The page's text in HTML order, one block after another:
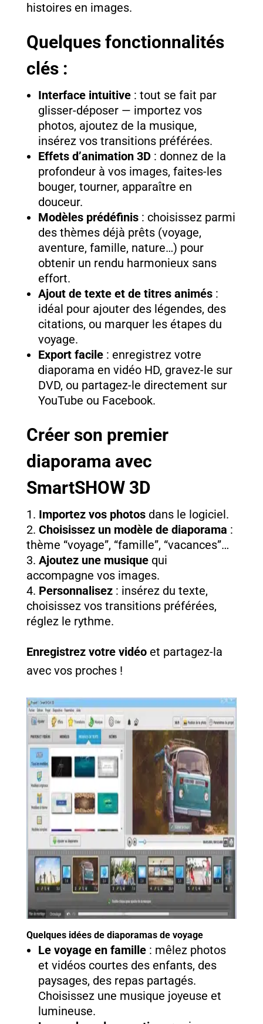
histoires en images.
Quelques fonctionnalités
clés :
Interface intuitive: tout se fait par
glisser-déposer — importez vos
photos, ajoutez de la musique,
insérez vos transitions préférées.
Effets d’animation 3D: donnez de la
profondeur à vos images, faites-les
bouger, tourner, apparaître en
douceur.
Modèles prédéfinis: choisissez parmi
des thèmes déjà prêts (voyage,
aventure, famille, nature…) pour
obtenir un rendu harmonieux sans
effort.
Ajout de texte et de titres animés:
idéal pour ajouter des légendes, des
citations, ou marquer les étapes du
voyage.
Export facile: enregistrez votre
diaporama en vidéo HD, gravez-le sur
DVD, ou partagez-le directement sur
YouTube ou Facebook.
Créer son premier
diaporama avec
SmartSHOW 3D
Importez vos photosdans le logiciel.
Choisissez un modèle de diaporama :
thème “voyage”, “famille”, “vacances”…
Ajoutez une musiquequi
accompagne vos images.
Personnalisez: insérez du texte,
choisissez vos transitions préférées,
réglez le rythme.
Enregistrez votre vidéoet partagez-la
avec vos proches !
Quelques idées de diaporamas de voyage
Le voyage en famille: mêlez photos
et vidéos courtes des enfants, des
paysages, des repas partagés.
Choisissez une musique joyeuse et
lumineuse.